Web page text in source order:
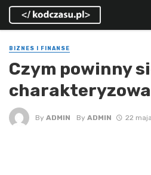
BIZNES I FINANSE
Czym powinny
By ADMIN ByADMIN 22